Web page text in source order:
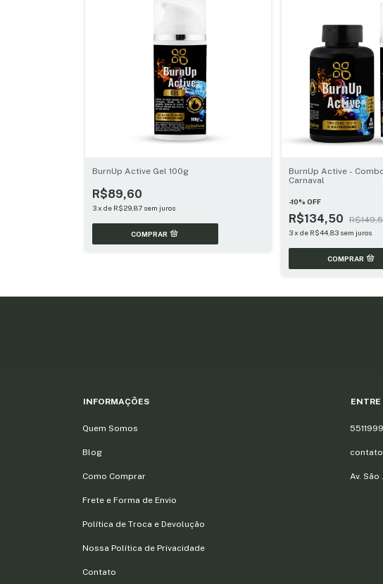
BurnUp Active Gel 100g
R$89,60
3x de R$29,87 sem juros
BurnUp Active -
Carnaval
-10% OFF
R$134,50
3x de R$44,83 sem juros
INFORMAÇÕES
Quem Somos
Blog
Como Comprar
Frete e Forma de Envio
Política de Troca e Devolução
Nossa Política de Privacidade
Contato
Av. São